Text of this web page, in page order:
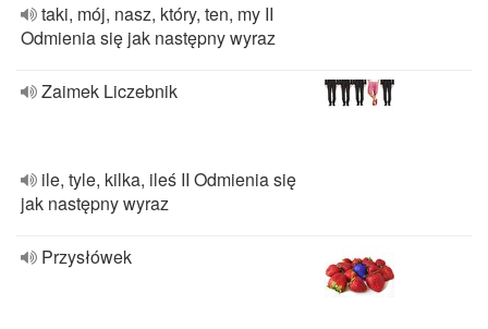
taki, mój, nasz, który, ten, my II
Odmienia się jak następny wyraz
Zaimek Liczebnik
ile, tyle, kilka, ileś II Odmienia się
jak następny wyraz
Przysłówek